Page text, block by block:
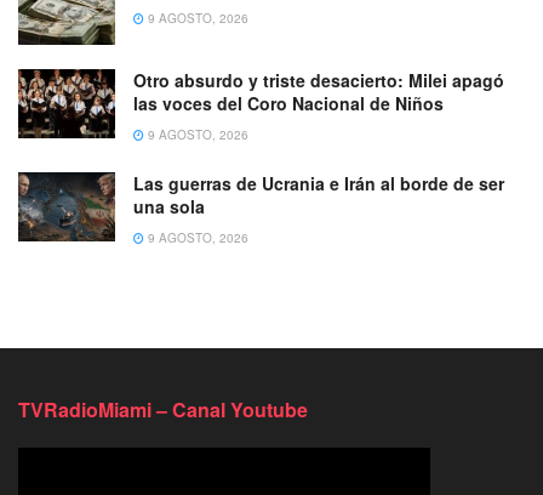
9 AGOSTO, 2026
Otro absurdo y triste desacierto: Milei apagó
las voces del Coro Nacional de Niños
9 AGOSTO, 2026
Las guerras de Ucrania e Irán al borde de ser
una sola
9 AGOSTO, 2026
TVRadioMiami – Canal Youtube